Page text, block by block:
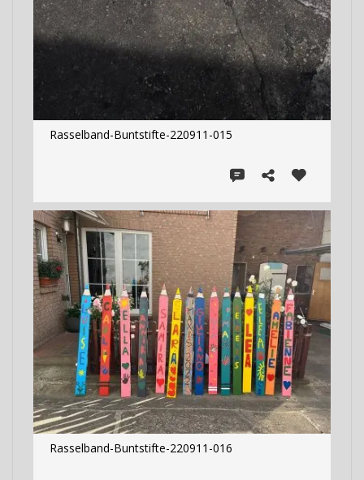
Rasselband-Buntstifte-220911-015
Rasselband-Buntstifte-220911-016